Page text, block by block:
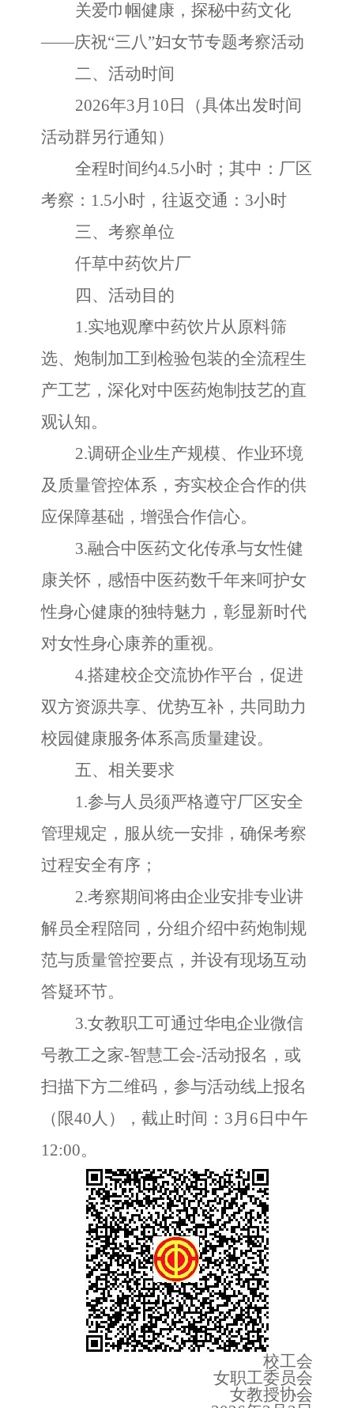
关爱巾帼健康，探秘中药文化
——庆祝“三八”妇女节专题考察活动
二、活动时间
2026年3月 10日 （具体出发时间
活动群另行通知 ）
全程时间约4.5小时 ；其中：厂区
考察： 1.5小时 ，往返交通： 3小时
三、考察单位
仟草中药饮片厂
四、活动目的
1.实地观摩中药饮片从原料筛
选、炮制加工到检验包装的全流程生
产工艺，深化对中医药炮制技艺的直
观认知。
2.调研企业生产规模、作业环境
及质量管控体系，夯实校企合作的供
应保障基础，增强合作信心。
3.融合中医药文化传承与女性健
康关怀，感悟中医药数千年来呵护女
性身心健康的独特魅力，彰显新时代
对女性身心康养的重视。
4.搭建校企交流协作平台，促进
双方资源共享、优势互补，共同助力
校园健康服务体系高质量建设。
五、相关要求
1.参与人员须严格遵守厂区安全
管理规定，服从统一安排，确保考察
过程安全有序；
2.考察期间将由企业安排专业讲
解员全程陪同，分组介绍中药炮制规
范与质量管控要点，并设有现场互动
答疑环节。
3.女教职工可通过华电企业微信
号教工之家-智慧工会-活动报名，或
扫描下方二维码，参与活动线上报名
（限40人），截止时间：3月6日中午
12:00。
校工会
女职工委员会
女教授协会